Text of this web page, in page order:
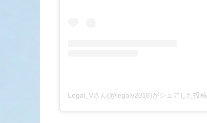
Legal_Vさん(@legalv2018)がシェアした投稿